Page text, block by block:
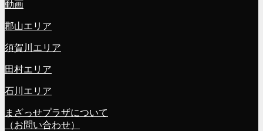
動画
郡山エリア
須賀川エリア
田村エリア
石川エリア
まざっせプラザについて
（お問い合わせ）